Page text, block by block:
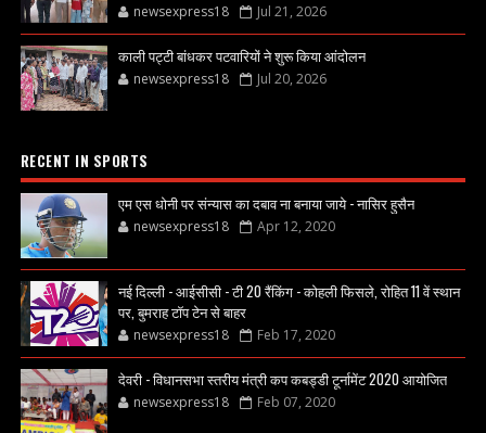
newsexpress18 Jul 21, 2026
काली पट्टी बांधकर पटवारियों ने शुरू किया आंदोलन
newsexpress18 Jul 20, 2026
RECENT IN SPORTS
एम एस धोनी पर संन्यास का दबाव ना बनाया जाये - नासिर हुसैन
newsexpress18 Apr 12, 2020
नई दिल्ली - आईसीसी - टी 20 रैंकिंग - कोहली फिसले, रोहित 11 वें स्थान
पर, बुमराह टॉप टेन से बाहर
newsexpress18 Feb 17, 2020
देवरी - विधानसभा स्तरीय मंत्री कप कबड्डी टूर्नामेंट 2020 आयोजित
newsexpress18 Feb 07, 2020